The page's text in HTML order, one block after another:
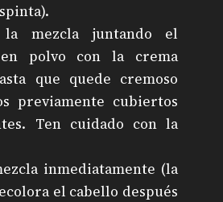
la mezcla juntando el
polvo con la crema
que quede cremoso
previamente cubiertos
Ten cuidado con la
inmediatamente (la
el cabello después